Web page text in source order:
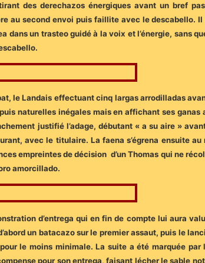
des derechazos énergiques avant un bref
au second envoi puis faillite avec le descabello.
dans un trasteo guidé à la voix et l’énergie, sans
le Landais effectuant cinq largas arrodilladas
naturelles inégales mais en affichant ses ganas
justifié l’adage, débutant « a su aire »
avec le titulaire. La faena s’égrena ensuite au
empreintes de décision d’un Thomas qui ne
amorcillado.
d’entrega qui en fin de compte lui aura
un batacazo sur le premier assaut, puis le
le moins minimale. La suite a été marquée par
pour son entrega, faisant lécher le sable